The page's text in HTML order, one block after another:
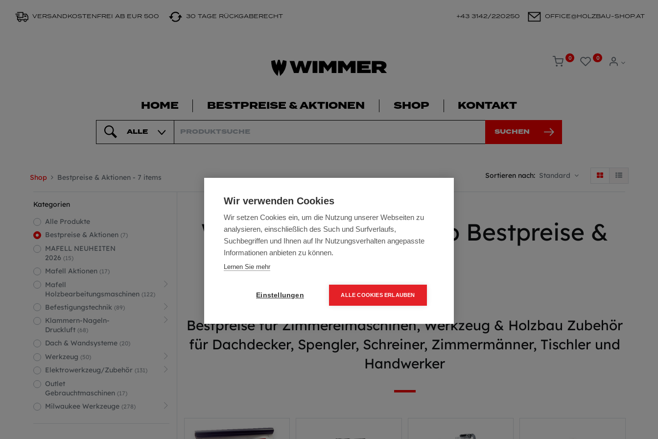
VERSANDKOSTENFREI AB EUR 500 30 TAGE RÜCKGABERECHT +43 3142/220250 OFFICE@HOLZBAU-SHOP.AT
0 0
HOME BESTPREISE & AKTIONEN SHOP KONTAKT
ALLE SUCHEN
Shop Bestpreise & Aktionen- 7 items Sortieren nach: Standard
Kategorien
Alle Produkte
Bestpreise & Aktionen (7)
MAFELL NEUHEITEN
2026 (15)
Mafell Aktionen (17)
Mafell
Holzbearbeitungsmaschinen (122)
Befestigungstechnik (89)
Klammern-Nageln-
Druckluft (68)
Dach & Wandsysteme (20)
Werkzeug (50)
Elektrowerkzeug/Zubehör (131)
Outlet
Gebrauchtmaschinen (17)
Milwaukee Werkzeuge (278)
Wimmer Holzbau Shop Bestpreise &
Bestpreise für Zimmereimaschinen, Werkzeug & Holzbau Zubehör
für Dachdecker, Spengler, Schreiner, Zimmermänner, Tischler und
Handwerker
Wir verwenden Cookies
Wir setzen Cookies ein, um die Nutzung unserer Webseiten zu
analysieren, einschließlich des Such und Surfverlaufs,
Suchbegriffen und Ihnen auf Ihr Nutzungsverhalten angepasste
Informationen anbieten zu können.
Lernen Sie mehr
Einstellungen ALLE COOKIES ERLAUBEN